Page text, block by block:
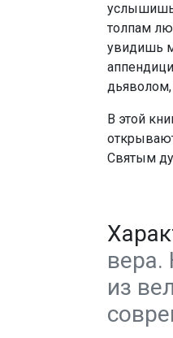
услышишь
толпам
увидишь
дьяволом,
В этой
Святым
вера.
из